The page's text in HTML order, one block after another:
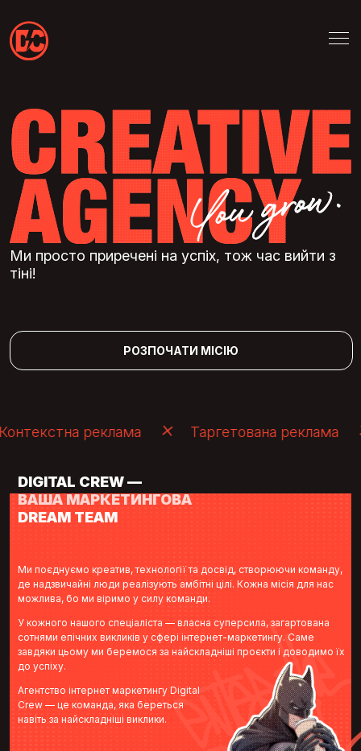
Ми просто приречені на успіх, тож час вийти з
тіні!
РОЗПОЧАТИ МІСІЮ
реклама Таргетована реклама
DIGITAL CREW —
ВАША МАРКЕТИНГОВА
DREAM TEAM
Ми поєднуємо креатив, технології та досвід, створюючи команду,
де надзвичайні люди реалізують амбітні цілі. Кожна місія для нас
можлива, бо ми віримо у силу команди.
У кожного нашого спеціаліста — власна суперсила, загартована
сотнями епічних викликів у сфері інтернет-маркетингу. Саме
завдяки цьому ми беремося за найскладніші проєкти і доводимо їх
до успіху.
Агентство інтернет маркетингу Digital
Crew — це команда, яка береться
навіть за найскладніші виклики.